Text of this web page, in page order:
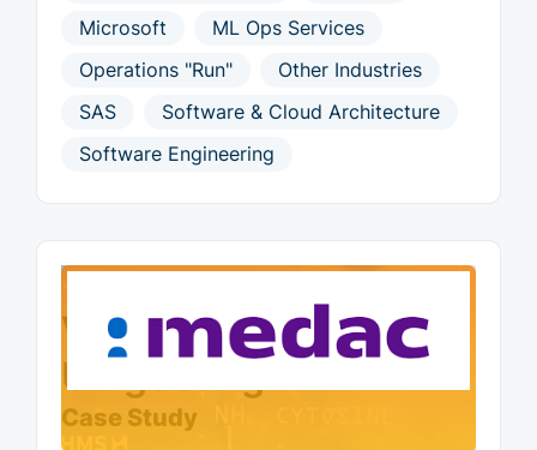
Microsoft
ML Ops Services
Operations "Run"
Other Industries
SAS
Software & Cloud Architecture
Software Engineering
Validierte R-
Umgebung
Case Study